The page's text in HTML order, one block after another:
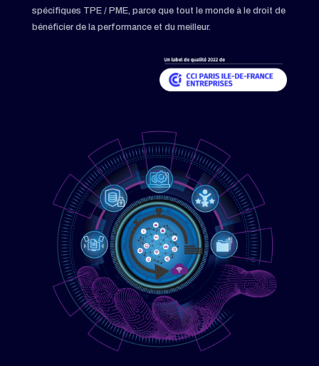
spécifiques TPE / PME, parce que tout le monde à le droit de
bénéficier de la performance et du meilleur.